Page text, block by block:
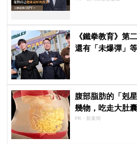
《鐵拳教育》第
還有「未爆彈」
腹部脂肪的「剋
幾物，吃走大肚
PR・新素簡